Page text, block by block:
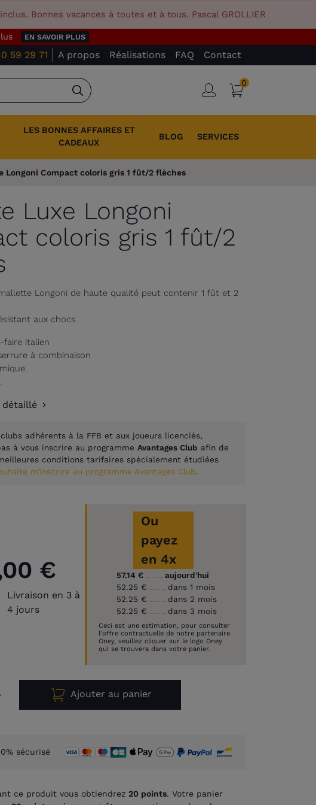
Bonnes vacances à toutes et à tous. Pascal GROLLIER
EN SAVOIR PLUS
59 29 71 A propos Réalisations FAQ Contact
Rechercher
Connexion
Panier
0
LES BONNES AFFAIRES ET
CADEAUX
BLOG SERVICES
Longoni Compact coloris gris 1 fût/2 flèches
Luxe Longoni
coloris gris 1 fût/2
Longoni de haute qualité peut contenir 1 fût et 2
aux chocs.
faire italien
à combinaison
détaillé
adhérents à la FFB et aux joueurs licenciés,
à vous inscrire au programme Avantages Club afin de
conditions tarifaires spécialement étudiées
m’inscrire au programme Avantages Club.
€
Livraison en 3 à
4 jours
Ou
payez
en 4x
57.14 €
aujourd'hui
52.25 €
dans 1 mois
52.25 €
dans 2 mois
52.25 €
dans 3 mois
Ceci est une estimation, pour consulter
l'offre contractuelle de notre partenaire
Oney, veuillez cliquer sur le logo Oney
qui se trouvera dans votre panier.
Ajouter au panier
sécurisé
ce produit vous obtiendrez 20 points. Votre panier